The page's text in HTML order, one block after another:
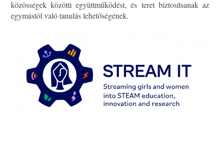
közösségek közötti együttműködést, és teret biztosítsanak az
egymástól való tanulás lehetőségének.